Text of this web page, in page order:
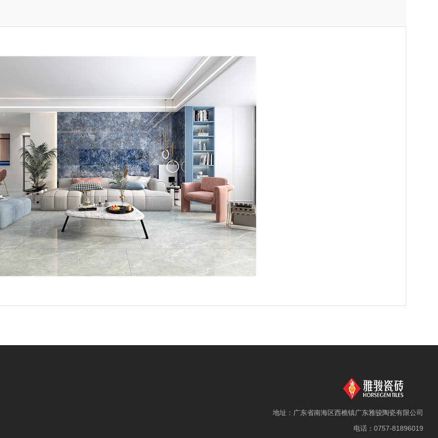
地址：广东省南海区西樵镇广东雅骏陶瓷有限公司
电话：0757-81896019